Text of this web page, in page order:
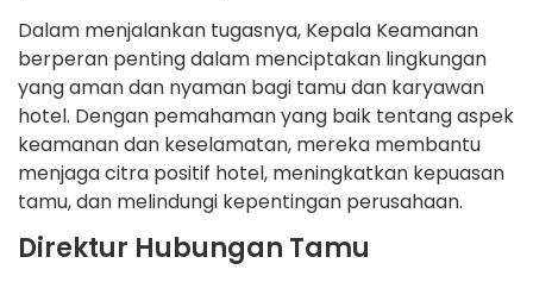
Dalam menjalankan tugasnya, Kepala Keamanan
berperan penting dalam menciptakan lingkungan
yang aman dan nyaman bagi tamu dan karyawan
hotel. Dengan pemahaman yang baik tentang aspek
keamanan dan keselamatan, mereka membantu
menjaga citra positif hotel, meningkatkan kepuasan
tamu, dan melindungi kepentingan perusahaan.
Direktur Hubungan Tamu